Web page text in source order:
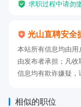
求职过程中请勿
光山直聘安全
本站所有信息均由
由发布者承担；凡
信息均有欺诈嫌疑，
相似的职位